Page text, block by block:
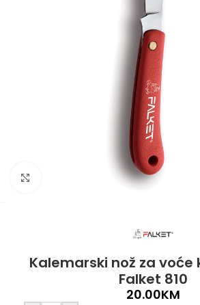
Kalemarski nož za voće
Falket 810
20.00KM